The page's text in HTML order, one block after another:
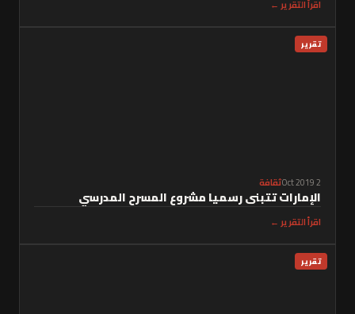
اقرأ التقرير ←
تقرير
2 Oct 2019 ثقافة
الإمارات تتبنى رسميا مشروع المسرح المدرسي
اقرأ التقرير ←
تقرير